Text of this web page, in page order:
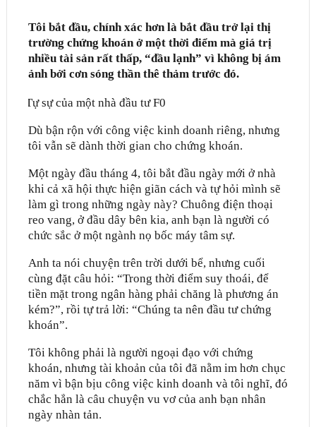
Tôi bắt đầu, chính xác hơn là bắt đầu trở lại thị
trường chứng khoán ở một thời điểm mà giá trị
nhiều tài sản rất thấp, “đầu lạnh” vì không bị ám
ảnh bởi cơn sóng thần thê thảm trước đó.
Dù bận rộn với công việc kinh doanh riêng, nhưng
tôi vẫn sẽ dành thời gian cho chứng khoán.
Một ngày đầu tháng 4, tôi bắt đầu ngày mới ở nhà
khi cả xã hội thực hiện giãn cách và tự hỏi mình sẽ
làm gì trong những ngày này? Chuông điện thoại
reo vang, ở đầu dây bên kia, anh bạn là người có
chức sắc ở một ngành nọ bốc máy tâm sự.
Anh ta nói chuyện trên trời dưới bể, nhưng cuối
cùng đặt câu hỏi: “Trong thời điểm suy thoái, để
tiền mặt trong ngân hàng phải chăng là phương án
kém?”, rồi tự trả lời: “Chúng ta nên đầu tư chứng
khoán”.
Tôi không phải là người ngoại đạo với chứng
khoán, nhưng tài khoản của tôi đã nằm im hơn chục
năm vì bận bịu công việc kinh doanh và tôi nghĩ, đó
chắc hẳn là câu chuyện vu vơ của anh bạn nhân
ngày nhàn tản.